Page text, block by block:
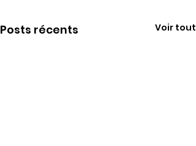
Posts récents Voir tout